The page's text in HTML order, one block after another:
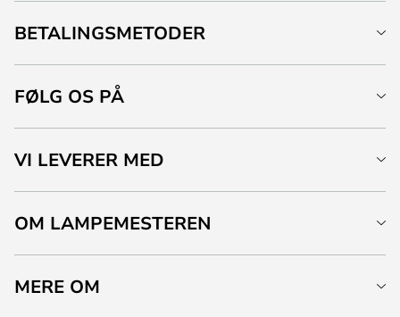
BETALINGSMETODER
FØLG OS PÅ
VI LEVERER MED
OM LAMPEMESTEREN
MERE OM